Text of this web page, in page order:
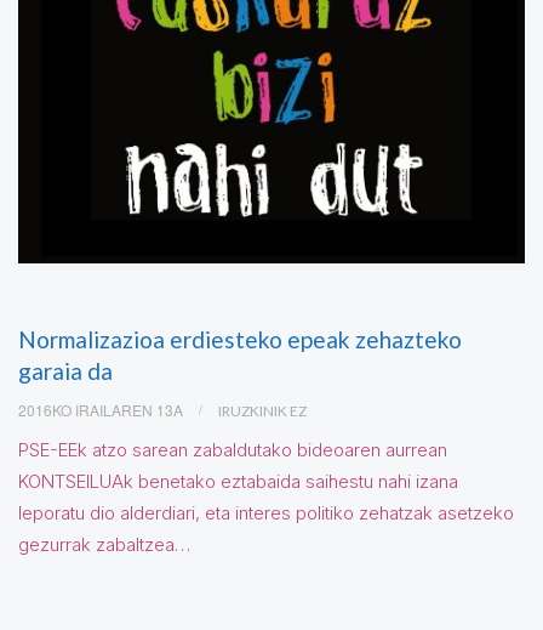
Normalizazioa erdiesteko epeak zehazteko
garaia da
2016KO IRAILAREN 13A IRUZKINIK EZ
PSE-EEk atzo sarean zabaldutako bideoaren aurrean
KONTSEILUAk benetako eztabaida saihestu nahi izana
leporatu dio alderdiari, eta interes politiko zehatzak asetzeko
gezurrak zabaltzea…